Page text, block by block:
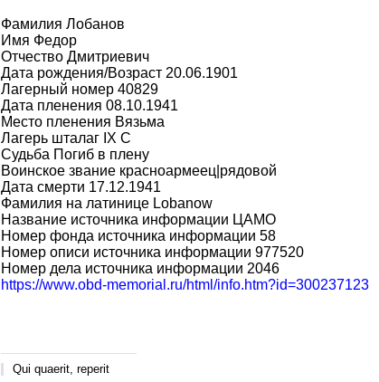
Фамилия Лобанов
Имя Федор
Отчество Дмитриевич
Дата рождения/Возраст 20.06.1901
Лагерный номер 40829
Дата пленения 08.10.1941
Место пленения Вязьма
Лагерь шталаг IX C
Судьба Погиб в плену
Воинское звание красноармеец|рядовой
Дата смерти 17.12.1941
Фамилия на латинице Lobanow
Название источника информации ЦАМО
Номер фонда источника информации 58
Номер описи источника информации 977520
Номер дела источника информации 2046
https://www.obd-memorial.ru/html/info.htm?id=300237123
Qui quaerit, reperit